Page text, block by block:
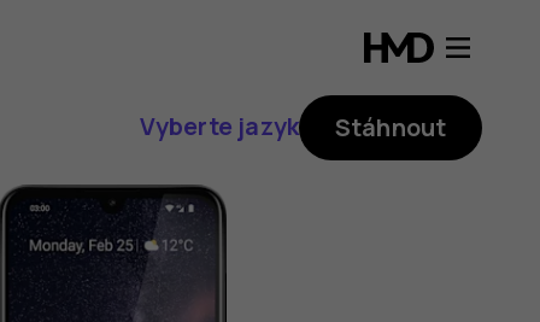
Vyberte jazyk Stáhnout